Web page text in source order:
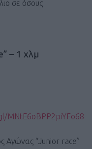
σε όσους
– 1 χλμ
MNtE6oBPP2piYFo68
Αγώνας “Junior race”